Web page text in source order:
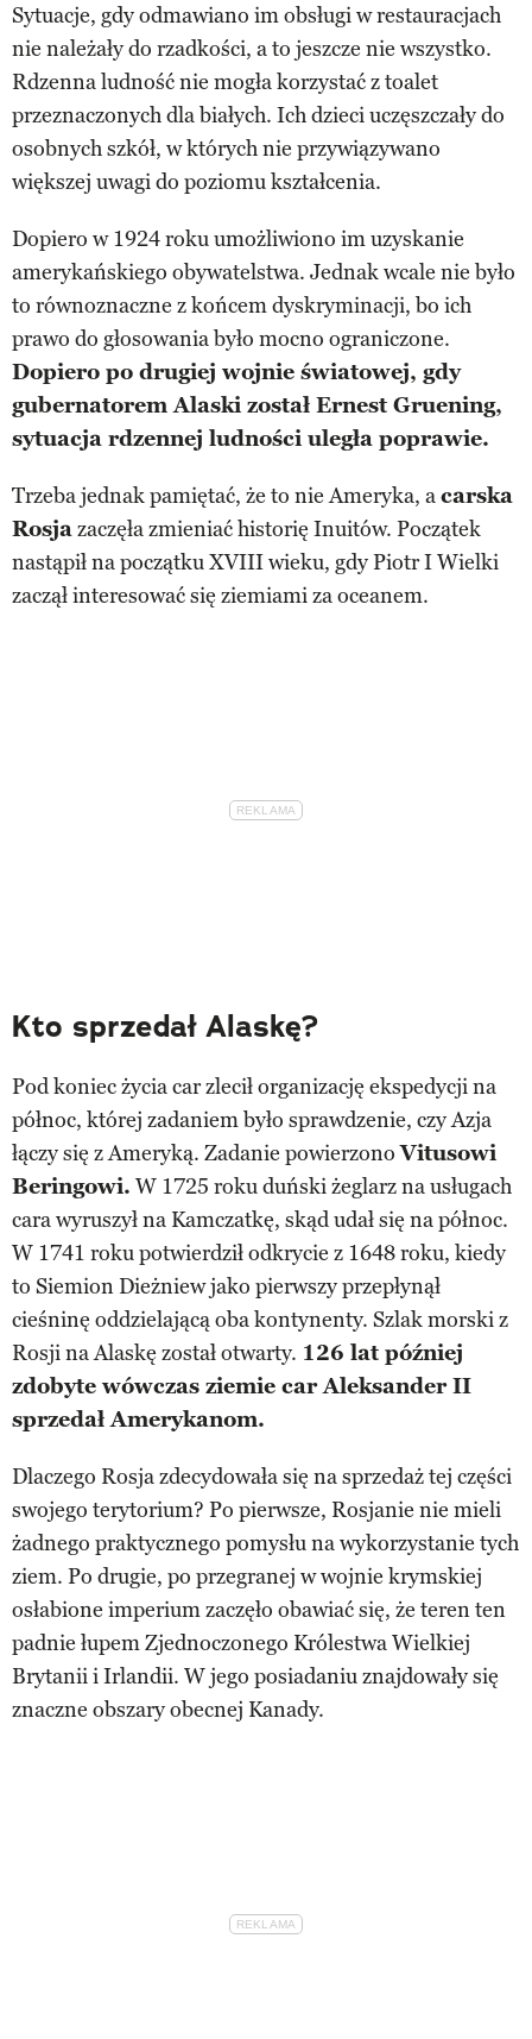
Sytuacje, gdy odmawiano im obsługi w restauracjach
nie należały do rzadkości, a to jeszcze nie wszystko.
Rdzenna ludność nie mogła korzystać z toalet
przeznaczonych dla białych. Ich dzieci uczęszczały do
osobnych szkół, w których nie przywiązywano
większej uwagi do poziomu kształcenia.
Dopiero w 1924 roku umożliwiono im uzyskanie
amerykańskiego obywatelstwa. Jednak wcale nie było
to równoznaczne z końcem dyskryminacji, bo ich
prawo do głosowania było mocno ograniczone.
Dopiero po drugiej wojnie światowej, gdy
gubernatorem Alaski został Ernest Gruening,
sytuacja rdzennej ludności uległa poprawie.
Trzeba jednak pamiętać, że to nie Ameryka, acarska
Rosjazaczęła zmieniać historię Inuitów. Początek
nastąpił na początku XVIII wieku, gdy Piotr I Wielki
zaczął interesować się ziemiami za oceanem.
Kto sprzedał Alaskę?
Pod koniec życia car zlecił organizację ekspedycji na
północ, której zadaniem było sprawdzenie, czy Azja
łączy się z Ameryką. Zadanie powierzonoVitusowi
Beringowi. W 1725 roku duński żeglarz na usługach
cara wyruszył na Kamczatkę, skąd udał się na północ.
W 1741 roku potwierdził odkrycie z 1648 roku, kiedy
to Siemion Dieżniew jako pierwszy przepłynął
cieśninę oddzielającą oba kontynenty. Szlak morski z
Rosji na Alaskę został otwarty. 126 lat później
zdobyte wówczas ziemie car Aleksander II
sprzedał Amerykanom.
Dlaczego Rosja zdecydowała się na sprzedaż tej części
swojego terytorium? Po pierwsze, Rosjanie nie mieli
żadnego praktycznego pomysłu na wykorzystanie tych
ziem. Po drugie, po przegranej w wojnie krymskiej
osłabione imperium zaczęło obawiać się, że teren ten
padnie łupem Zjednoczonego Królestwa Wielkiej
Brytanii i Irlandii. W jego posiadaniu znajdowały się
znaczne obszary obecnej Kanady.